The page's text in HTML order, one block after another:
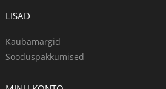
LISAD
Kaubamärgid
Sooduspakkumised